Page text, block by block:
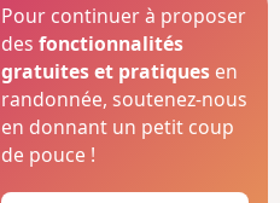
Pour continuer à proposer
desfonctionnalités
gratuites et pratiques en
randonnée, soutenez-nous
en donnant un petit coup
de pouce !